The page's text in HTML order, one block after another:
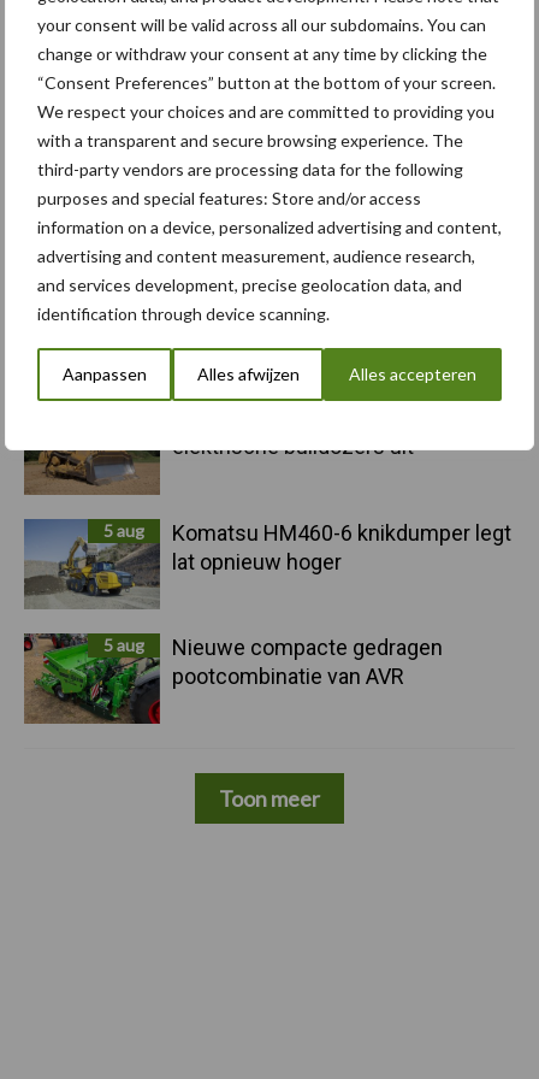
your consent will be valid across all our subdomains. You can
change or withdraw your consent at any time by clicking the
“Consent Preferences” button at the bottom of your screen.
We respect your choices and are committed to providing you
with a transparent and secure browsing experience. The
third-party vendors are processing data for the following
purposes and special features: Store and/or access
information on a device, personalized advertising and content,
advertising and content measurement, audience research,
and services development, precise geolocation data, and
identification through device scanning.
Aanpassen Alles afwijzen Alles accepteren
Primaire
Sidebar
Recent nieuws Partner nieuws
"Hoge verwachtingen van schijven
voor kouters"
Albourgh Tyres breidt uit naar
elektrische bulldozers uit
5 aug
Komatsu HM460-6 knikdumper legt
lat opnieuw hoger
5 aug
Nieuwe compacte gedragen
pootcombinatie van AVR
Toon meer